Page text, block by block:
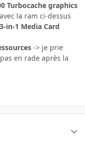
Turbocache graphics
la ram ci-dessus
in-1 Media Card
-> je prie
en rade après la